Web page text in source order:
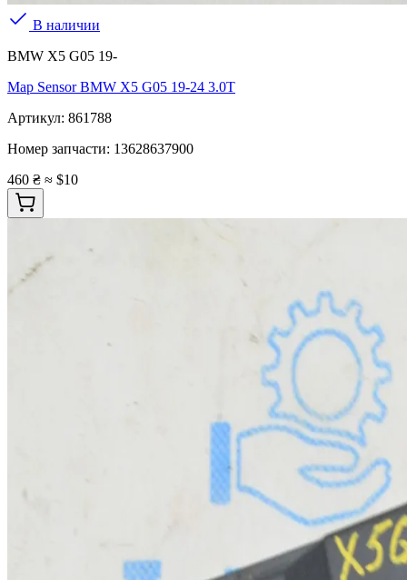
В наличии
BMW X5 G05 19-
Map Sensor BMW X5 G05 19-24 3.0T
Артикул: 861788
Номер запчасти: 13628637900
460 ₴ ≈ $10